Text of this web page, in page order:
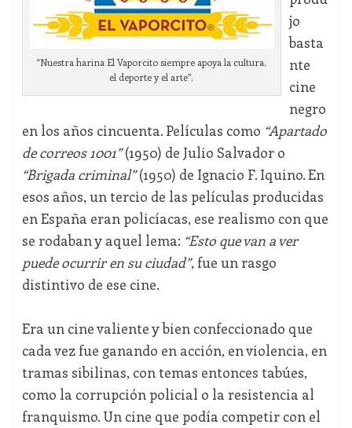
“Nuestra harina El Vaporcito siempre apoya la cultura,
el deporte y el arte”.
jo
basta
nte
cine
negro
en los años cincuenta. Películas como “Apartado
de correos 1001”(1950) de Julio Salvador o
“Brigada criminal”(1950) de Ignacio F. Iquino. En
esos años, un tercio de las películas producidas
en España eran policíacas, ese realismo con que
se rodaban y aquel lema: “Esto que van a ver
puede ocurrir en su ciudad”, fue un rasgo
distintivo de ese cine.
Era un cine valiente y bien confeccionado que
cada vez fue ganando en acción, en violencia, en
tramas sibilinas, con temas entonces tabúes,
como la corrupción policial o la resistencia al
franquismo. Un cine que podía competir con el